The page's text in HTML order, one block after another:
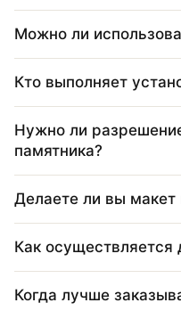
Можно ли
Кто выполняет
Нужно ли
памятника?
Делаете ли вы макет
Как осуществляется
Когда лучше